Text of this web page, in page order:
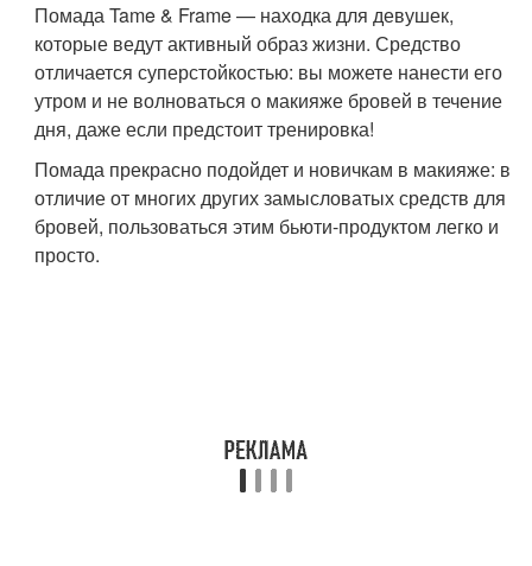
Помада Tame & Frame — находка для девушек,
которые ведут активный образ жизни. Средство
отличается суперстойкостью: вы можете нанести его
утром и не волноваться о макияже бровей в течение
дня, даже если предстоит тренировка!
Помада прекрасно подойдет и новичкам в макияже: в
отличие от многих других замысловатых средств для
бровей, пользоваться этим бьюти-продуктом легко и
просто.